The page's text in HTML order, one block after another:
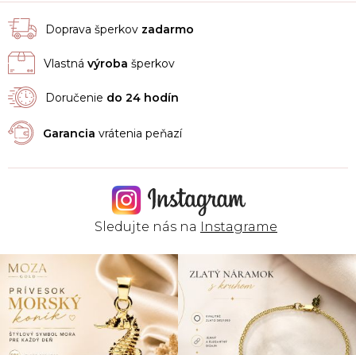
Doprava šperkov zadarmo
Vlastná výroba šperkov
Doručenie do 24 hodín
Garancia vrátenia peňazí
Sledujte nás na Instagrame